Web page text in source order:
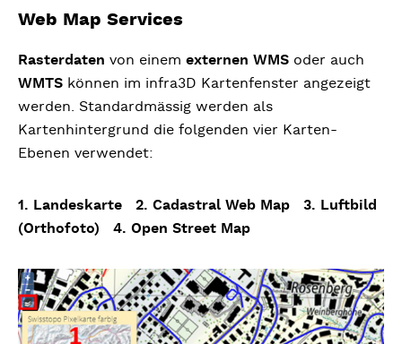
Web Map Services
Rasterdaten von einem externen WMS oder auch
WMTS können im infra3D Kartenfenster angezeigt
werden. Standardmässig werden als
Kartenhintergrund die folgenden vier Karten-
Ebenen verwendet:
1. Landeskarte 2. Cadastral Web Map 3. Luftbild
(Orthofoto) 4. Open Street Map